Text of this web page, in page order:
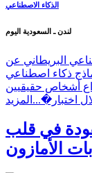
الذكاء الاصطناعي
لندن ـ السعودية اليوم
البريطاني عن
ذكاء اصطناعي
أشخاص حقيقيين
اختبار�... المزيد
في قلب
الأمازون